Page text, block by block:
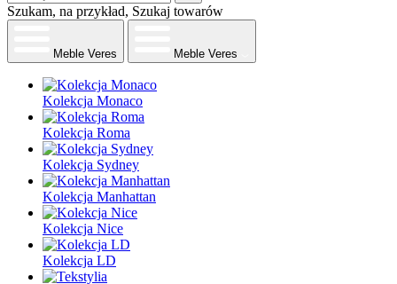
Szukam, na przykład, Szukaj towarów
Meble Veres Meble Veres
Kolekcja Monaco
Kolekcja Roma
Kolekcja Sydney
Kolekcja Manhattan
Kolekcja Nice
Kolekcja LD